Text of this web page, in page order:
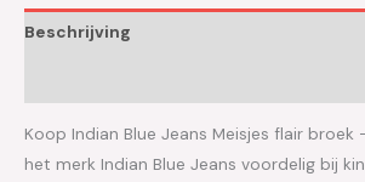
Beschrijving
Koop Indian Blue Jeans Meisjes flair broek
het merk Indian Blue Jeans voordelig bij